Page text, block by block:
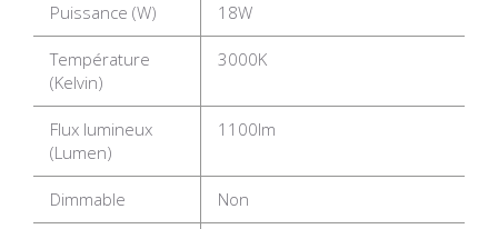
Puissance (W) 18W
Température
(Kelvin)
3000K
Flux lumineux
(Lumen)
1100lm
Dimmable Non